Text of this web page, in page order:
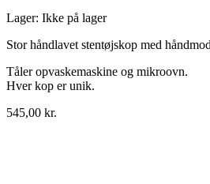
Lager: Ikke på lager
Stor håndlavet stentøjskop med
Tåler opvaskemaskine og mikroovn.
Hver kop er unik.
545,00 kr.